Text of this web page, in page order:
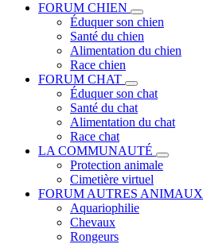
FORUM CHIEN
Éduquer son chien
Santé du chien
Alimentation du chien
Race chien
FORUM CHAT
Éduquer son chat
Santé du chat
Alimentation du chat
Race chat
LA COMMUNAUTÉ
Protection animale
Cimetière virtuel
FORUM AUTRES ANIMAUX
Aquariophilie
Chevaux
Rongeurs